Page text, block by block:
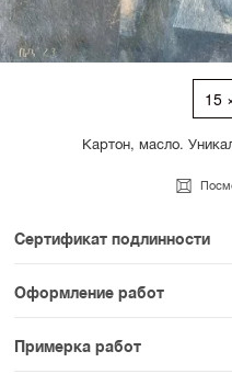
15
Картон, масло.
Сертификат подлинности
К каждому авторскому
прикладываем
раздела SAMPLE СЕРИЯ
Оформление работ
При покупке
оплатить вариант
Примерка работ